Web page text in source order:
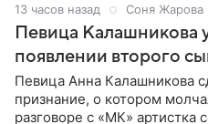
13 часов назад Соня Жарова
Певица Калашникова
появлении второго
Певица Анна Калашникова
признание, о котором
разговоре с «МК» артистка